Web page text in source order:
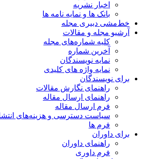
اخبار نشریه
بانک ها و نمایه نامه ها
خط‌مشی دبیری مجله
آرشیو مجله و مقالات
کلیه شماره‌های مجله
آخرین شماره
نمایه نویسندگان
نمایه واژه های کلیدی
برای نویسندگان
راهنمای نگارش مقالات
راهنمای ارسال مقاله
فرم ارسال مقاله
سیاست دسترسی و هزینه‌های انتشار
فرم ها
برای داوران
راهنمای داوران
فرم داوری